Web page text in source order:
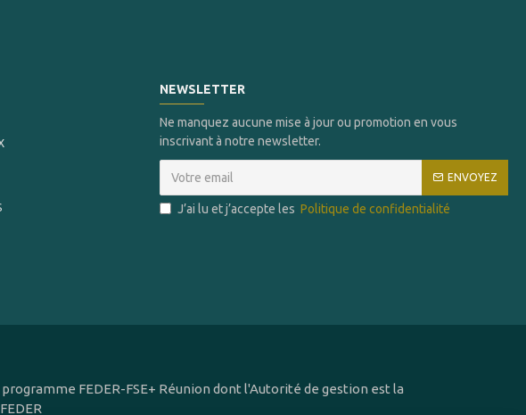
NEWSLETTER
Ne manquez aucune mise à jour ou promotion en vous
inscrivant à notre newsletter.
ENVOYEZ
J’ai lu et j’accepte les Politique de confidentialité
FEDER-FSE+ Réunion dont l'Autorité de gestion est la